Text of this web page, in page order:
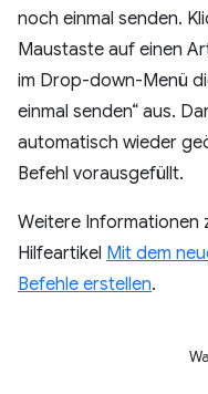
noch einmal senden.
Maustaste auf einen
im Drop-down-Menü
einmal senden“ aus.
automatisch wieder
Befehl vorausgefüllt.
Weitere Informationen
Hilfeartikel Mit dem
Befehle erstellen.